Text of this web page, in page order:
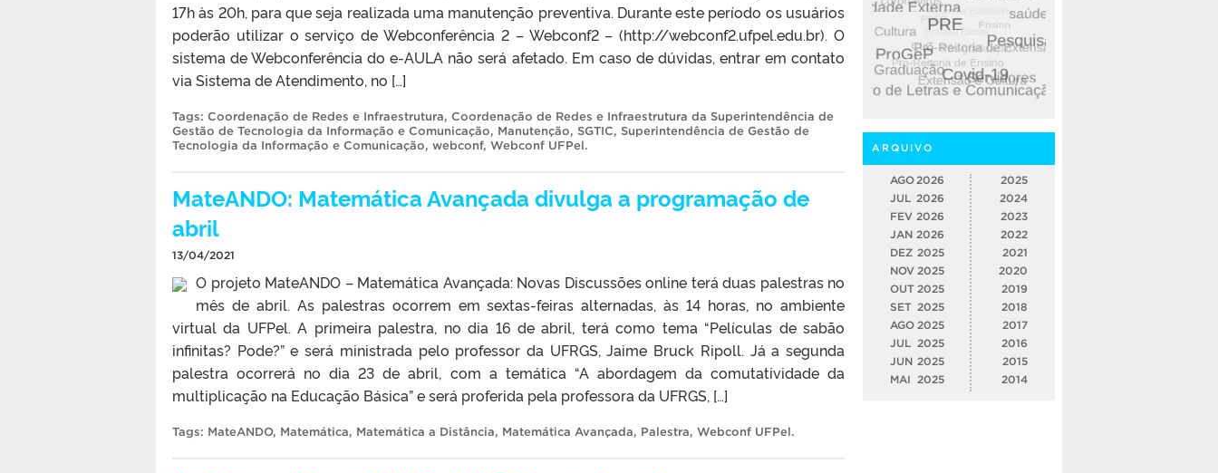
17h às 20h, para que seja realizada uma manutenção preventiva. Durante este período os usuários
poderão utilizar o serviço de Webconferência 2 – Webconf2 – (http://webconf2.ufpel.edu.br). O
sistema de Webconferência do e-AULA não será afetado. Em caso de dúvidas, entrar em contato
via Sistema de Atendimento, no […]
Tags: Coordenação de Redes e Infraestrutura, Coordenação de Redes e Infraestrutura da Superintendência de
Gestão de Tecnologia da Informação e Comunicação, Manutenção, SGTIC, Superintendência de Gestão de
Tecnologia da Informação e Comunicação, webconf, Webconf UFPel.
MateANDO: Matemática Avançada divulga a programação de
abril
13/04/2021
O projeto MateANDO – Matemática Avançada: Novas Discussões online terá duas palestras no
mês de abril. As palestras ocorrem em sextas-feiras alternadas, às 14 horas, no ambiente
virtual da UFPel. A primeira palestra, no dia 16 de abril, terá como tema “Películas de sabão
infinitas? Pode?” e será ministrada pelo professor da UFRGS, Jaime Bruck Ripoll. Já a segunda
palestra ocorrerá no dia 23 de abril, com a temática “A abordagem da comutatividade da
multiplicação na Educação Básica” e será proferida pela professora da UFRGS, […]
Tags: MateANDO, Matemática, Matemática a Distância, Matemática Avançada, Palestra, Webconf UFPel.
ARQUIVO
AGO 2026
JUL 2026
FEV 2026
JAN 2026
DEZ 2025
NOV 2025
OUT 2025
SET 2025
AGO 2025
JUL
2025
JUN 2025
MAI
2025
2025
2024
2023
2022
2021
2020
2019
2018
2017
2016
2015
2014